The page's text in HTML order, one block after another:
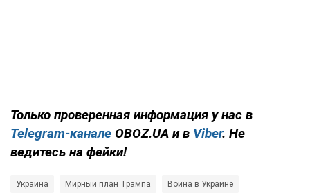
Только проверенная информация у нас в
Telegram-канале OBOZ.UA и в Viber. Не
ведитесь на фейки!
Украина Мирный план Трампа Война в Украине